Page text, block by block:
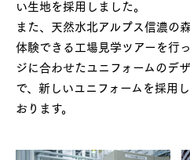
い生地を採用しました。
また、天然水北アルプス信濃の
体験できる工場見学ツアーを行
ジに合わせたユニフォームのデ
で、新しいユニフォームを採用
おります。